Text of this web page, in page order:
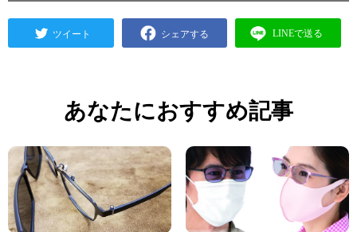
あなたにおすすめ記事